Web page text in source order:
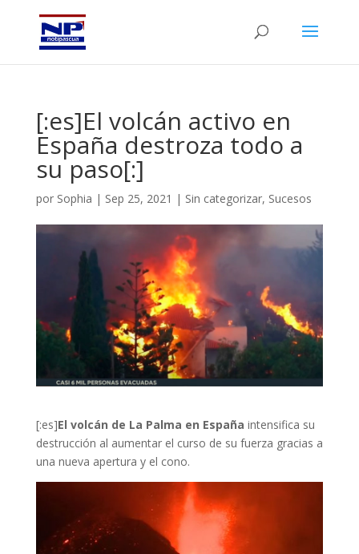
[:es]El volcán activo en
España destroza todo a
su paso[:]
por Sophia | Sep 25, 2021 | Sin categorizar, Sucesos
[:es]El volcán de La Palma en España intensifica su
destrucción al aumentar el curso de su fuerza gracias a
una nueva apertura y el cono.